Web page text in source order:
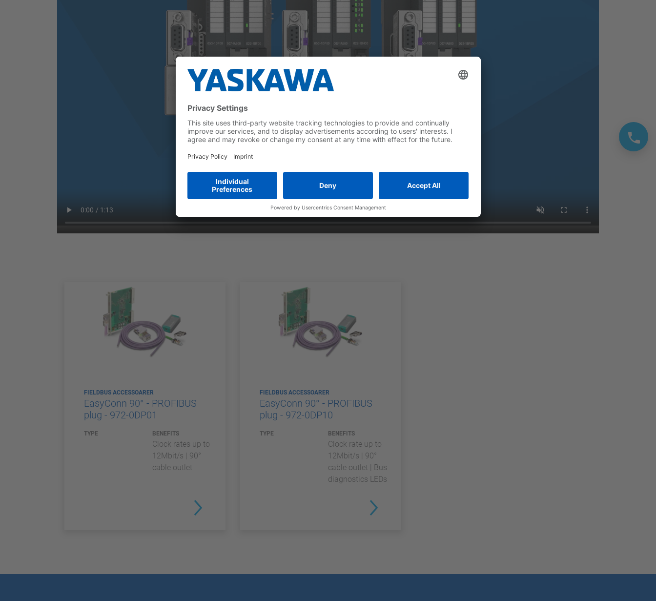
FIELDBUS ACCESSOARER
EasyConn 90° - PROFIBUS
plug - 972-0DP01
TYPE BENEFITS
Clock rates up to
12Mbit/s | 90°
cable outlet
FIELDBUS ACCESSOARER
EasyConn 90° - PROFIBUS
plug - 972-0DP10
TYPE BENEFITS
Clock rate up to
12Mbit/s | 90°
cable outlet | Bus
diagnostics LEDs